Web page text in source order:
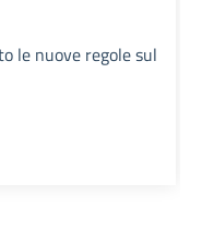
le nuove regole sul